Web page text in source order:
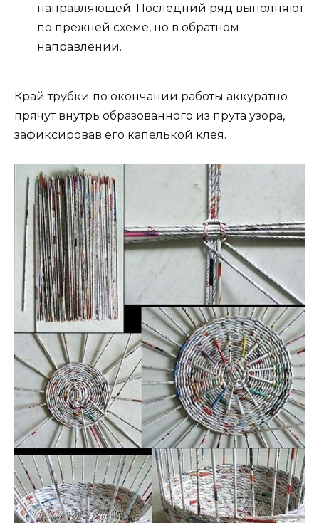
направляющей. Последний ряд выполняют
по прежней схеме, но в обратном
направлении.
Край трубки по окончании работы аккуратно
прячут внутрь образованного из прута узора,
зафиксировав его капелькой клея.